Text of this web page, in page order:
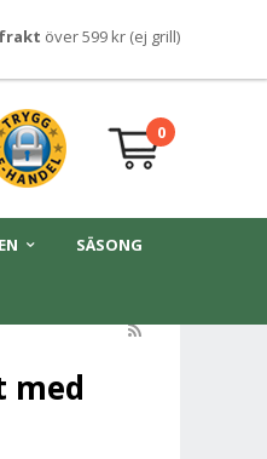
över 599 kr (ej grill)
0
SÄSONG
med